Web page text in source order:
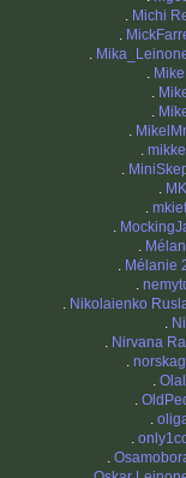
. Michi
.
.
.
.
.
.
.
.
.
.
.
.
. Mélanie
.
. Nikolaienko
.
. Nirvana
.
.
.
.
.
.